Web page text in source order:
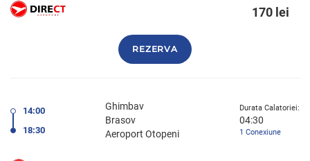
170 lei
REZERVA
14:00
18:30
Ghimbav
Brasov
Aeroport Otopeni
Durata Calatoriei:
04:30
1 Conexiune